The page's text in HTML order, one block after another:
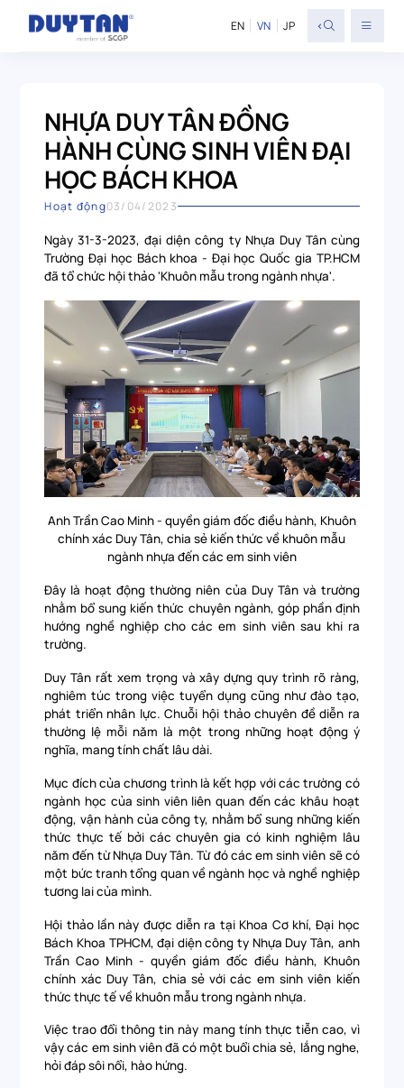
EN VN JP <
NHỰA DUY TÂN ĐỒNG
HÀNH CÙNG SINH VIÊN ĐẠI
HỌC BÁCH KHOA
Hoạt động03/04/2023
Ngày 31-3-2023, đại diện công ty Nhựa Duy Tân cùng
Trường Đại học Bách khoa - Đại học Quốc gia TP.HCM
đã tổ chức hội thảo 'Khuôn mẫu trong ngành nhựa'.
Anh Trần Cao Minh - quyền giám đốc điều hành, Khuôn
chính xác Duy Tân, chia sẻ kiến thức về khuôn mẫu
ngành nhựa đến các em sinh viên
Đây là hoạt động thường niên của Duy Tân và trường
nhằm bổ sung kiến thức chuyên ngành, góp phần định
hướng nghề nghiệp cho các em sinh viên sau khi ra
trường.
Duy Tân rất xem trọng và xây dựng quy trình rõ ràng,
nghiêm túc trong việc tuyển dụng cũng như đào tạo,
phát triển nhân lực. Chuỗi hội thảo chuyên đề diễn ra
thường lệ mỗi năm là một trong những hoạt động ý
nghĩa, mang tính chất lâu dài.
Mục đích của chương trình là kết hợp với các trường có
ngành học của sinh viên liên quan đến các khâu hoạt
động, vận hành của công ty, nhằm bổ sung những kiến
thức thực tế bởi các chuyên gia có kinh nghiệm lâu
năm đến từ Nhựa Duy Tân. Từ đó các em sinh viên sẽ có
một bức tranh tổng quan về ngành học và nghề nghiệp
tương lai của mình.
Hội thảo lần này được diễn ra tại Khoa Cơ khí, Đại học
Bách Khoa TPHCM, đại diện công ty Nhựa Duy Tân, anh
Trần Cao Minh - quyền giám đốc điều hành, Khuôn
chính xác Duy Tân, chia sẻ với các em sinh viên kiến
thức thực tế về khuôn mẫu trong ngành nhựa.
Việc trao đổi thông tin này mang tính thực tiễn cao, vì
vậy các em sinh viên đã có một buổi chia sẻ, lắng nghe,
hỏi đáp sôi nổi, hào hứng.